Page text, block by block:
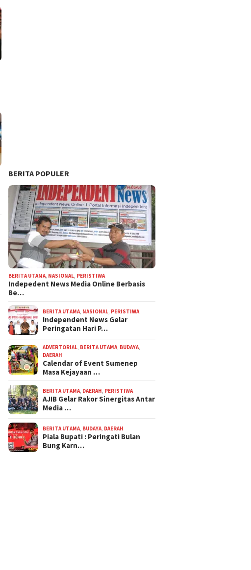
BERITA POPULER
BERITA UTAMA NASIONAL PERISTIWA
Indepedent News Media Online Berbasis
Be…
BERITA UTAMA NASIONAL PERISTIWA
Independent News Gelar
Peringatan Hari P…
ADVERTORIAL BERITA UTAMA BUDAYA
DAERAH
Calendar of Event Sumenep
Masa Kejayaan …
BERITA UTAMA DAERAH PERISTIWA
AJIB Gelar Rakor Sinergitas Antar
Media …
BERITA UTAMA BUDAYA DAERAH
Piala Bupati : Peringati Bulan
Bung Karn…